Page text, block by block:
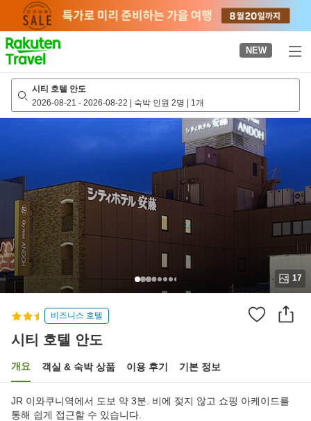
page
NEW
시티 호텔 안도
2026-08-21 - 2026-08-22 | 숙박 인원 2명 | 1개
17
비즈니스 호텔
시티 호텔 안도
개요 객실 & 숙박 상품 이용 후기 기본 정보
JR 이와쿠니역에서 도보 약 3분. 비에 젖지 않고 쇼핑 아케이드를
통해 쉽게 접근할 수 있습니다.